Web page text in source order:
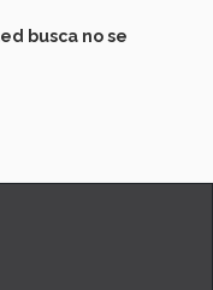
busca no se